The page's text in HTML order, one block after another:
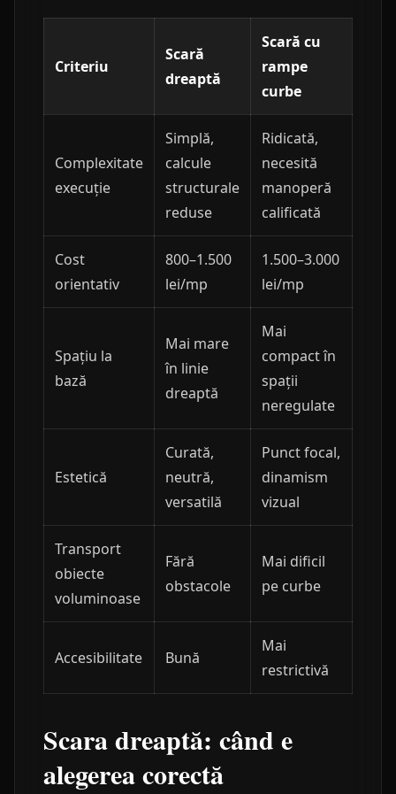
Criteriu
Scară
dreaptă
Scară cu
rampe
curbe
Complexitate
execuție
Simplă,
calcule
structurale
reduse
Ridicată,
necesită
manoperă
calificată
Cost
orientativ
800–1.500
lei/mp
1.500–3.000
lei/mp
Spațiu la
bază
Mai mare
în linie
dreaptă
Mai
compact în
spații
neregulate
Estetică
Curată,
neutră,
versatilă
Punct focal,
dinamism
vizual
Transport
obiecte
voluminoase
Fără
obstacole
Mai dificil
pe curbe
Accesibilitate Bună
Mai
restrictivă
Scara dreaptă: când e
alegerea corectă